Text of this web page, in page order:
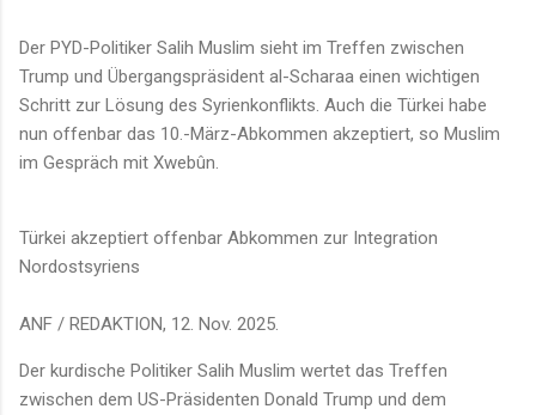
Der PYD-Politiker Salih Muslim sieht im Treffen zwischen
Trump und Übergangspräsident al-Scharaa einen wichtigen
Schritt zur Lösung des Syrienkonflikts. Auch die Türkei habe
nun offenbar das 10.-März-Abkommen akzeptiert, so Muslim
im Gespräch mit Xwebûn.
Türkei akzeptiert offenbar Abkommen zur Integration
Nordostsyriens
ANF / REDAKTION, 12. Nov. 2025.
Der kurdische Politiker Salih Muslim wertet das Treffen
zwischen dem US-Präsidenten Donald Trump und dem